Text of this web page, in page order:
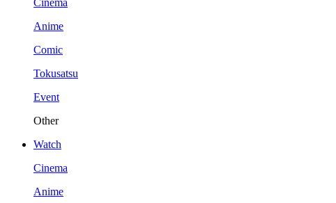
Cinema
Anime
Comic
Tokusatsu
Event
Other
Watch
Cinema
Anime